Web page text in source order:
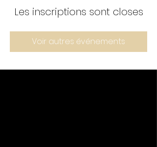
Les inscriptions sont closes
Voir autres événements